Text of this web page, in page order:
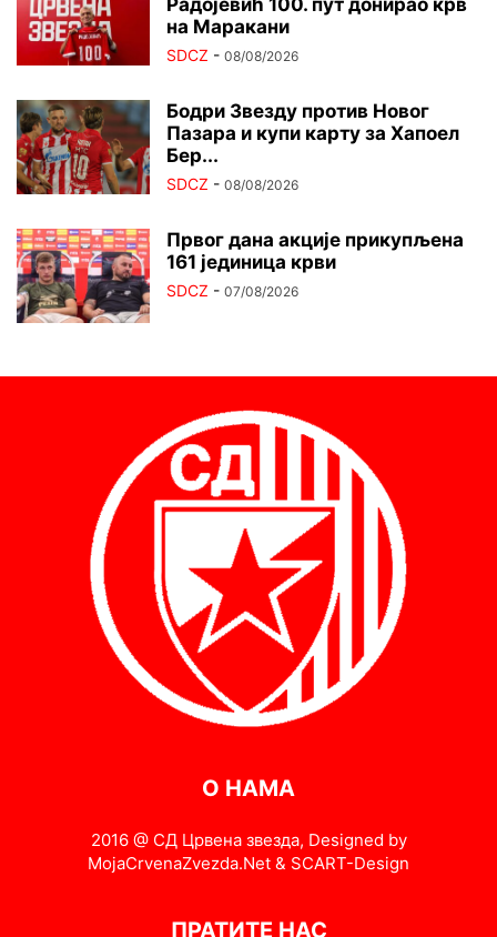
на Маракани
SDCZ - 08/08/2026
Бодри Звезду против Новог
Пазара и купи карту за Хапоел
Бер...
SDCZ - 08/08/2026
Првог дана акције прикупљена
161 јединица крви
SDCZ - 07/08/2026
О НАМА
2016 @ СД Црвена звезда, Designed by
MojaCrvenaZvezda.Net & SCART-Design
ПРАТИТЕ НАС